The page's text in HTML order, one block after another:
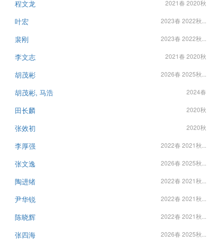
程文龙 2021春 2020秋
叶宏 2023春 2022秋...
裴刚 2023春 2022秋...
李文志 2021春 2020秋
胡茂彬 2026春 2025秋...
胡茂彬, 马浩 2024春
田长麟 2020秋
张效初 2020秋
李厚强 2022春 2021秋...
张文逸 2026春 2025秋...
陶进绪 2022春 2021秋...
尹华锐 2022春 2021秋...
陈晓辉 2022春 2021秋...
张四海 2026春 2025秋...